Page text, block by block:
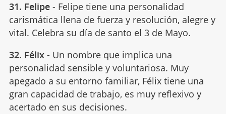
31. Felipe- Felipe tiene una personalidad
carismática llena de fuerza y resolución, alegre y
vital. Celebra su día de santo el 3 de Mayo.
32. Félix- Un nombre que implica una
personalidad sensible y voluntariosa. Muy
apegado a su entorno familiar, Félix tiene una
gran capacidad de trabajo, es muy reflexivo y
acertado en sus decisiones.